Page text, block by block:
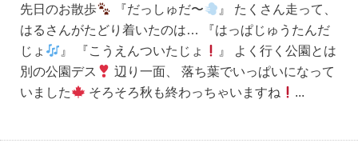
先日のお散歩 『だっしゅだ〜
』 たくさん走って、
はるさんがたどり着いたのは… 『はっぱじゅうたんだ
じょ
』 『こうえんついたじょ
』 よく行く公園とは
別の公園デス
辺り一面、 落ち葉でいっぱいになって
いました
そろそろ秋も終わっちゃいますね ...